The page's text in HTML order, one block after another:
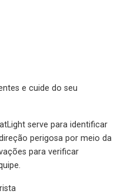
e cuide do seu
serve para identificar
perigosa por meio da
para verificar